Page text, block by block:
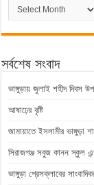
সংবাদ
সর্বশেষ সংবাদ
ভাঙ্গুড়ায় জুলাই শহীদ দিবস
আষাঢ়ের বৃষ্টি
জামায়াতে ইসলামীর ভাঙ্গুড়া
সিরাজগঞ্জ সবুজ কানন স্কুল
ভাঙ্গুড়া প্রেসক্লাবের